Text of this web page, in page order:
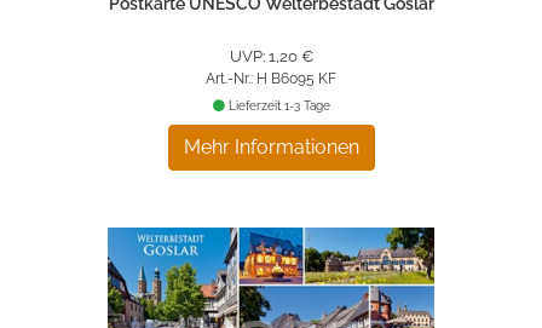
UVP: 1,20 €
Art.-Nr.: H B6095 KF
Mehr Informationen
Lieferzeit 1-3 Tage